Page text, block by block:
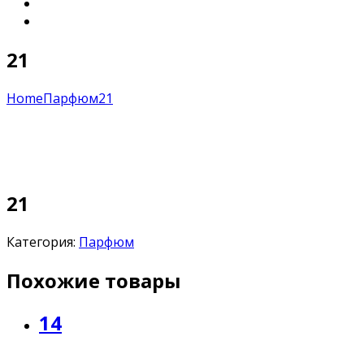
21
HomeПарфюм21
21
Категория: Парфюм
Похожие товары
14